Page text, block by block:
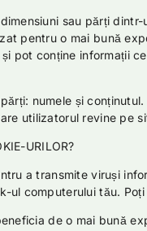
sau părți
pentru o mai bună
pot conține informații
numele și
utilizatorul revine pe
URILOR?
a transmite viruși
ul computerului tău.
de o mai bună